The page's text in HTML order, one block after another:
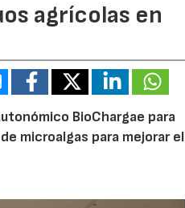
agrícolas en
BioChargae para
microalgas para mejorar el
2026